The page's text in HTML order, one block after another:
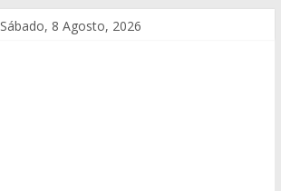
Sábado, 8 Agosto, 2026